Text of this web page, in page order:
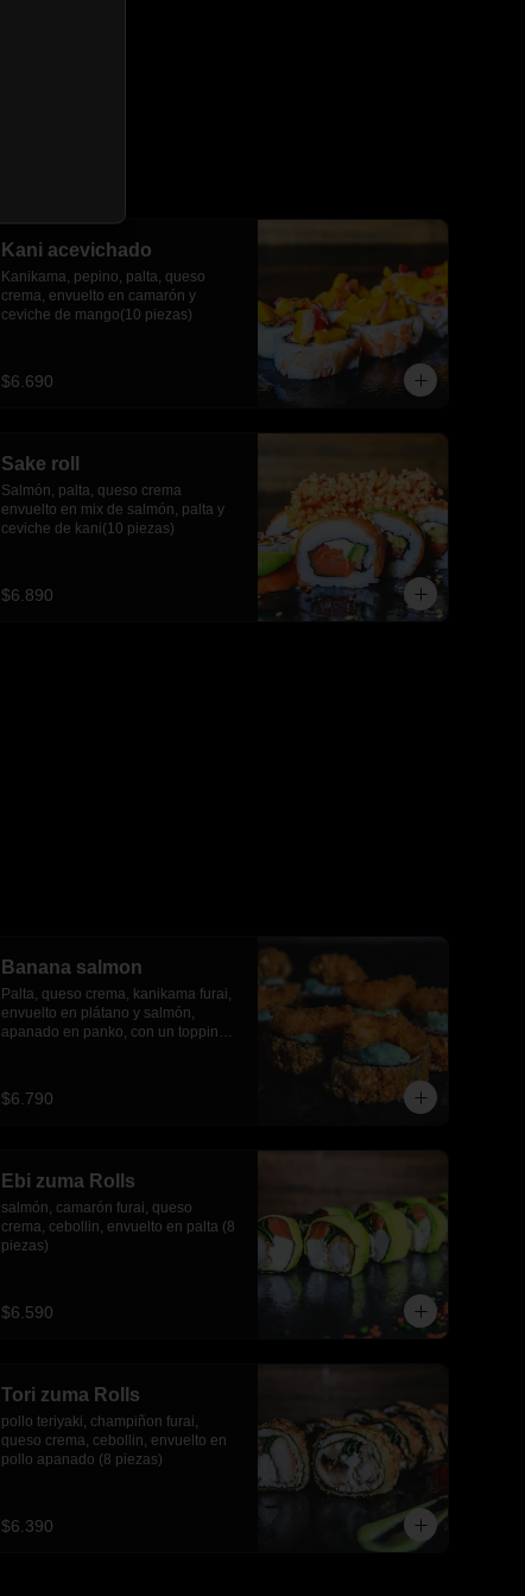
Kani acevichado
Kanikama, pepino, palta, queso
crema, envuelto en camarón y
ceviche de mango(10 piezas)
$6.690
Sake roll
Salmón, palta, queso crema
envuelto en mix de salmón, palta y
ceviche de kani(10 piezas)
$6.890
Banana salmon
Palta, queso crema, kanikama furai,
envuelto en plátano y salmón,
apanado en panko, con un topping
$6.790
Ebi zuma Rolls
salmón, camarón furai, queso
crema, cebollin, envuelto en palta (8
piezas)
$6.590
Tori zuma Rolls
pollo teriyaki, champiñon furai,
queso crema, cebollin, envuelto en
pollo apanado (8 piezas)
$6.390